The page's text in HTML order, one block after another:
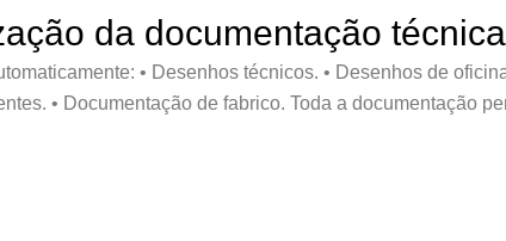
da documentação técnica
• Desenhos técnicos. • Desenhos de
• Documentação de fabrico. Toda a documentação